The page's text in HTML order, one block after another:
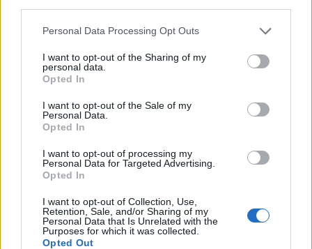
Personal Data Processing Opt Outs
I want to opt-out of the Sharing of my
personal data.
Opted In
I want to opt-out of the Sale of my
Personal Data.
Opted In
I want to opt-out of processing my
Personal Data for Targeted Advertising.
Opted In
I want to opt-out of Collection, Use,
Retention, Sale, and/or Sharing of my
Personal Data that Is Unrelated with the
Purposes for which it was collected.
Opted Out
Foto: DR
Artigo anterior
BASQUETEBOL: Foz Côa
conquista a primeira vitória
Paulo Alves assume comando
do Al Batin na Arábia Saudita